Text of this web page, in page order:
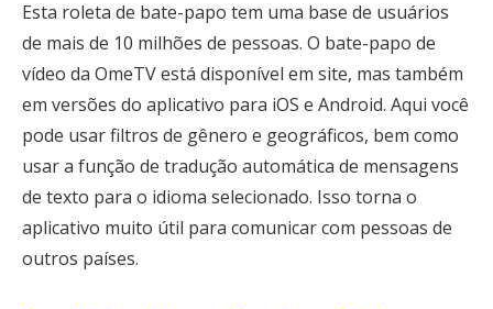
Esta roleta de bate-papo tem uma base de usuários
de mais de 10 milhões de pessoas. O bate-papo de
vídeo da OmeTV está disponível em site, mas também
em versões do aplicativo para iOS e Android. Aqui você
pode usar filtros de gênero e geográficos, bem como
usar a função de tradução automática de mensagens
de texto para o idioma selecionado. Isso torna o
aplicativo muito útil para comunicar com pessoas de
outros países.